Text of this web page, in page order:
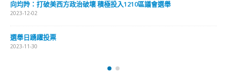
向均羚：打破美西方政治破壞 積極投入1210區議會選舉
2023-12-02
選舉日踴躍投票
2023-11-30